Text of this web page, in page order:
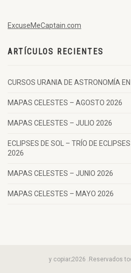
ExcuseMeCaptain.com
ARTÍCULOS RECIENTES
CURSOS URANIA DE ASTRONOMÍA
MAPAS CELESTES – AGOSTO 2026
MAPAS CELESTES – JULIO 2026
ECLIPSES DE SOL – TRÍO DE
2026
MAPAS CELESTES – JUNIO 2026
MAPAS CELESTES – MAYO 2026
y copiar;2026 .Reservados